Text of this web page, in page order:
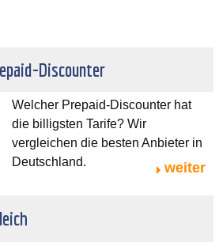
Discounter
Welcher Prepaid-Discounter hat
die billigsten Tarife? Wir
vergleichen die besten Anbieter in
Deutschland.
weiter